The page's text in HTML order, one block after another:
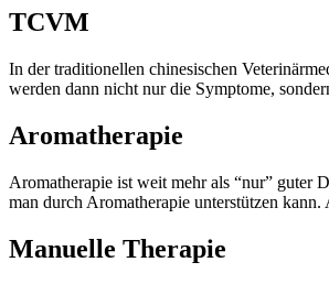
TCVM
In der traditionellen chinesischen
werden dann nicht nur die Symptome,
Aromatherapie
Aromatherapie ist weit mehr als “nur” guter
man durch Aromatherapie unterstützen
Manuelle Therapie